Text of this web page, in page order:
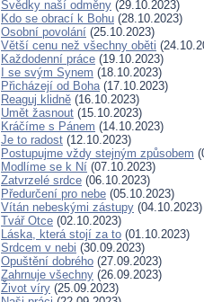
Svědky naší odměny (29.10.2023)
Kdo se obrací k Bohu (28.10.2023)
Osobní povolání (25.10.2023)
Větší cenu než všechny oběti
Každodenní práce (19.10.2023)
I se svým Synem (18.10.2023)
Přicházejí od Boha(17.10.2023)
Reaguj klidně (16.10.2023)
Umět žasnout (15.10.2023)
Kráčíme s Pánem (14.10.2023)
Je to radost (12.10.2023)
Postupujme vždy stejným způsobem
Modlíme se k Ní (07.10.2023)
Zatvrzelé srdce (06.10.2023)
Předurčení pro nebe (05.10.2023)
Vítán nebeskými zástupy (04.10.2023)
Tvář Otce (02.10.2023)
Láska, která stojí za to (01.10.2023)
Srdcem v nebi (30.09.2023)
Opuštění dobrého (27.09.2023)
Zahrnuje všechny (26.09.2023)
Život víry (25.09.2023)